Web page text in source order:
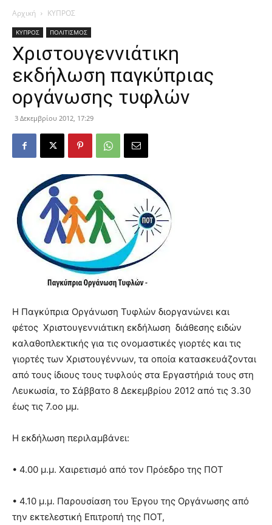
Αρχική ΚΥΠΡΟΣ
ΚΥΠΡΟΣ ΠΟΛΙΤΙΣΜΟΣ
Χριστουγεννιάτικη
εκδήλωση παγκύπριας
οργάνωσης τυφλών
3 Δεκεμβρίου 2012, 17:29
Η Παγκύπρια Οργάνωση Τυφλών διοργανώνει και
φέτος Χριστουγεννιάτικη εκδήλωση διάθεσης ειδών
καλαθοπλεκτικής για τις ονομαστικές γιορτές και τις
γιορτές των Χριστουγέννων, τα οποία κατασκευάζονται
από τους ίδιους τους τυφλούς στα Εργαστήριά τους στη
Λευκωσία, το Σάββατο 8 Δεκεμβρίου 2012 από τις 3.30
έως τις 7.οο μμ.
Η εκδήλωση περιλαμβάνει:
• 4.00 μ.μ. Χαιρετισμό από τον Πρόεδρο της ΠΟΤ
• 4.10 μ.μ. Παρουσίαση του Έργου της Oργάνωσης από
την εκτελεστική Επιτροπή της ΠΟΤ,